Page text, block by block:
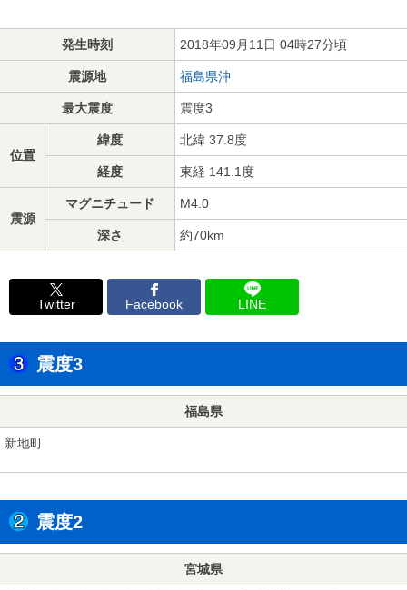
発生時刻 2018年09月11日 04時27分頃
震源地 福島県沖
最大震度 震度3
位置
緯度 北緯 37.8度
経度 東経 141.1度
震源
マグニチュード M4.0
深さ 約70km
Twitter Facebook LINE
震度3
福島県
新地町
震度2
宮城県